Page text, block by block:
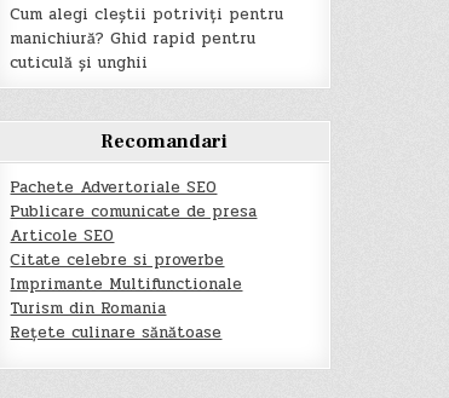
Cum alegi cleștii potriviți pentru
manichiură? Ghid rapid pentru
cuticulă și unghii
Recomandari
Pachete Advertoriale SEO
Publicare comunicate de presa
Articole SEO
Citate celebre si proverbe
Imprimante Multifunctionale
Turism din Romania
Rețete culinare sănătoase